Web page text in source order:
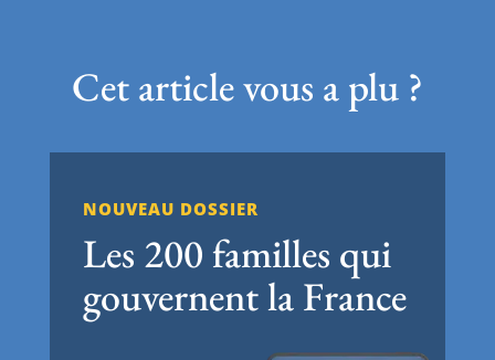
Cet article vous a plu ?
NOUVEAU DOSSIER
Les 200 familles qui
gouvernent la France